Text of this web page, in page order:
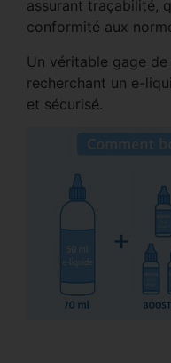
assurant traçabilité,
conformité aux
Un véritable gage
recherchant un e-
et sécurisé.